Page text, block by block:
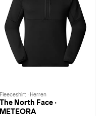
Fleeceshirt · Herren
The North Face ·
METEORA